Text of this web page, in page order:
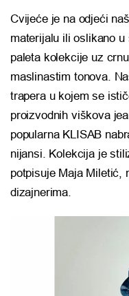
Cvijeće je na odjeći
materijalu ili oslikano
paleta kolekcije uz
maslinastim tonova.
trapera u kojem se
proizvodnih viškova
popularna KLISAB
nijansi. Kolekcija je
potpisuje Maja Miletić,
dizajnerima.